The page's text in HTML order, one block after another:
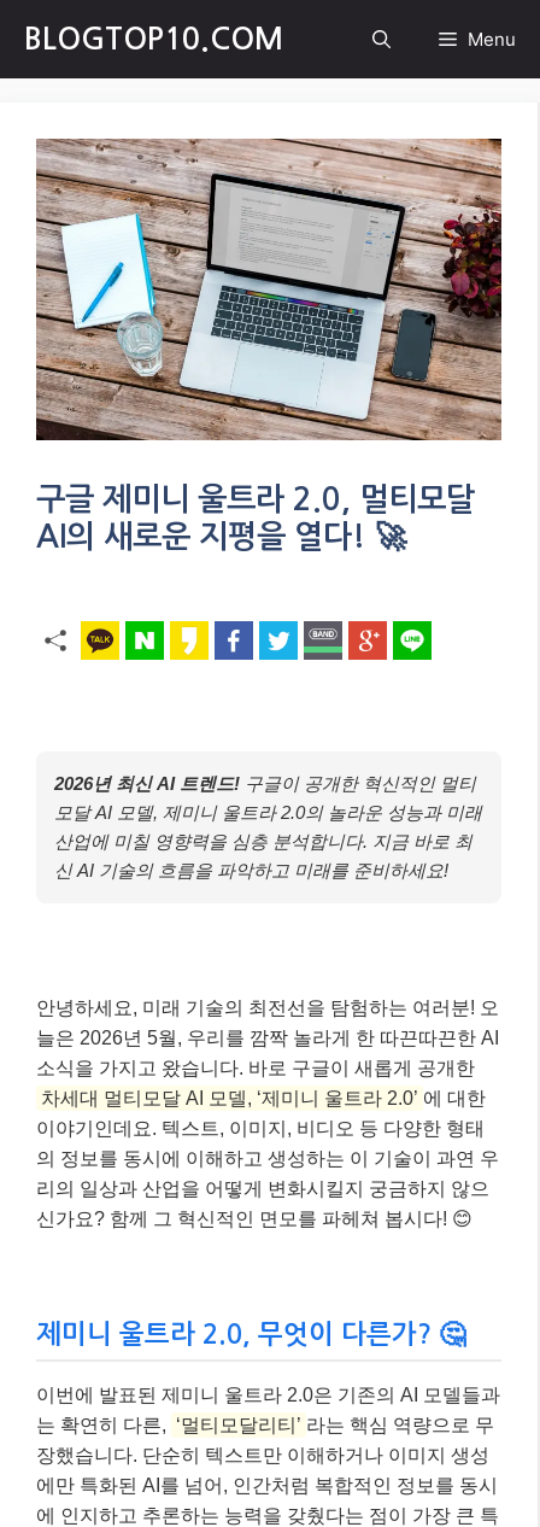
content
BLOGTOP10.COM Menu
구글 제미니 울트라 2.0, 멀티모달
AI의 새로운 지평을 열다! 🚀
2026년 최신 AI 트렌드! 구글이 공개한 혁신적인 멀티
모달 AI 모델, 제미니 울트라 2.0의 놀라운 성능과 미래
산업에 미칠 영향력을 심층 분석합니다. 지금 바로 최
신 AI 기술의 흐름을 파악하고 미래를 준비하세요!
안녕하세요, 미래 기술의 최전선을 탐험하는 여러분! 오
늘은 2026년 5월, 우리를 깜짝 놀라게 한 따끈따끈한 AI
소식을 가지고 왔습니다. 바로 구글이 새롭게 공개한
차세대 멀티모달 AI 모델, ‘제미니 울트라 2.0’ 에 대한
이야기인데요. 텍스트, 이미지, 비디오 등 다양한 형태
의 정보를 동시에 이해하고 생성하는 이 기술이 과연 우
리의 일상과 산업을 어떻게 변화시킬지 궁금하지 않으
신가요? 함께 그 혁신적인 면모를 파헤쳐 봅시다! 😊
제미니 울트라 2.0, 무엇이 다른가? 🤔
이번에 발표된 제미니 울트라 2.0은 기존의 AI 모델들과
는 확연히 다른, ‘멀티모달리티’ 라는 핵심 역량으로 무
장했습니다. 단순히 텍스트만 이해하거나 이미지 생성
에만 특화된 AI를 넘어, 인간처럼 복합적인 정보를 동시
에 인지하고 추론하는 능력을 갖췄다는 점이 가장 큰 특